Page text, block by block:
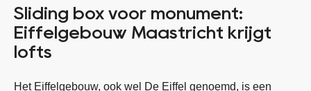
Sliding box voor monument:
Eiffelgebouw Maastricht krijgt
lofts
Het Eiffelgebouw, ook wel De Eiffel genoemd, is een